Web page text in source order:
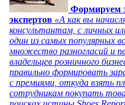
Формируем
экспертов «А как вы
консультантам, с личных
один из самых популярных
множество разногласий и
владельцев розничного
правильно формировать
с премиями, откуда взять
сотрудникам покупать